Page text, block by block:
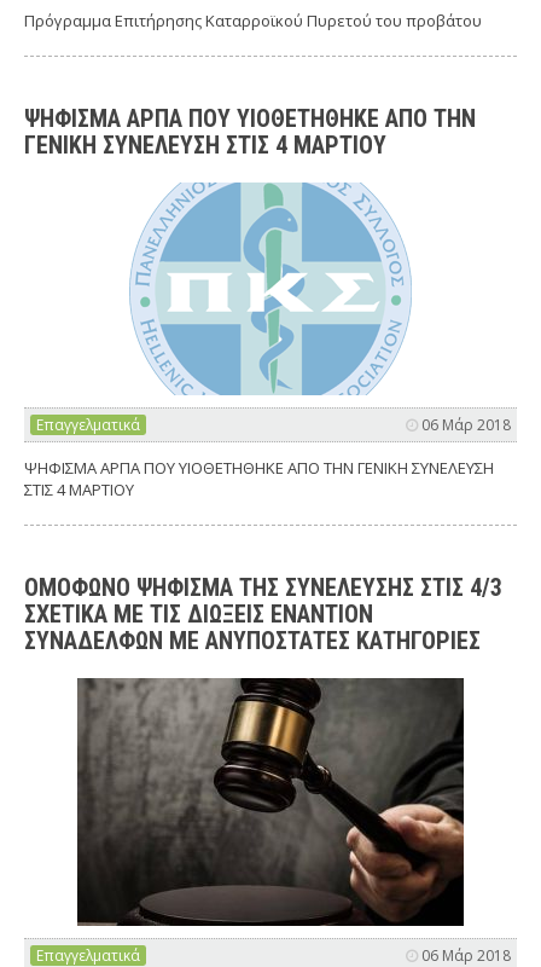
Πρόγραμμα Επιτήρησης Καταρροϊκού Πυρετού του προβάτου
ΨΗΦΙΣΜΑ ΑΡΠΑ ΠΟΥ ΥΙΟΘΕΤΗΘΗΚΕ ΑΠΟ ΤΗΝ
ΓΕΝΙΚΗ ΣΥΝΕΛΕΥΣΗ ΣΤΙΣ 4 ΜΑΡΤΙΟΥ
Επαγγελματικά 06 Μάρ 2018
ΨΗΦΙΣΜΑ ΑΡΠΑ ΠΟΥ ΥΙΟΘΕΤΗΘΗΚΕ ΑΠΟ ΤΗΝ ΓΕΝΙΚΗ ΣΥΝΕΛΕΥΣΗ
ΣΤΙΣ 4 ΜΑΡΤΙΟΥ
ΟΜΟΦΩΝΟ ΨΗΦΙΣΜΑ ΤΗΣ ΣΥΝΕΛΕΥΣΗΣ ΣΤΙΣ 4/3
ΣΧΕΤΙΚΑ ΜΕ ΤΙΣ ΔΙΩΞΕΙΣ ΕΝΑΝΤΙΟΝ
ΣΥΝΑΔΕΛΦΩΝ ΜΕ ΑΝΥΠΟΣΤΑΤΕΣ ΚΑΤΗΓΟΡΙΕΣ
Επαγγελματικά 06 Μάρ 2018